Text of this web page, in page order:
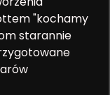
"kochamy
starannie